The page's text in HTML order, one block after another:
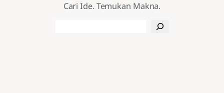
Cari Ide. Temukan Makna.